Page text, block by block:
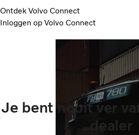
Ontdek Volvo Connect
Inloggen op Volvo Connect
Je bent nooit ver
dealer